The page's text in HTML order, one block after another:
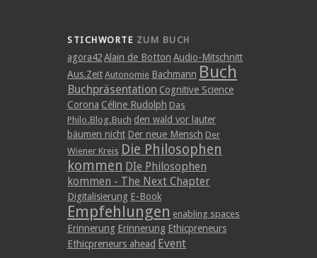
STICHWORTE ZUM BUCH
agora42Alain de Botton Audio-Mitschnitt
Aus.Zeit Autonomie Bachmann Buch
Buchpräsentation Cognitive Science
Corona Céline Rudolph Das
Philo.Blog.Buch den wald vor lauter
bäumen nicht Der neue Mensch Der
Wiener Kreis Die Philosophen
kommen DIe Philosophen
kommen - The Next Chapter
Digitalisierung E-Book
Empfehlungen enabling spaces
Erinnerung Erinnerung Ethicpreneurs
Ethicpreneurs ahead Event